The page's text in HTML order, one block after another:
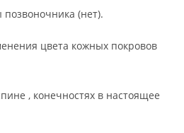
(нет).
цвета кожных покровов
, конечностях в настоящее